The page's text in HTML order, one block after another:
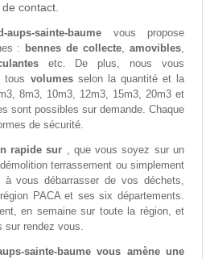
contact.
sainte-baume vous propose
: bennes de collecte, amovibles,
etc. De plus, nous vous
tous volumesselon la quantité et la
8m3, 10m3, 12m3, 15m3, 20m3 et
sont possibles sur demande. Chaque
de sécurité.
rapide sur , que vous soyez sur un
terrassement ou simplement
à vous débarrasser de vos déchets,
PACA et ses six départements.
en semaine sur toute la région, et
rendez vous.
sainte-baume vous amène une